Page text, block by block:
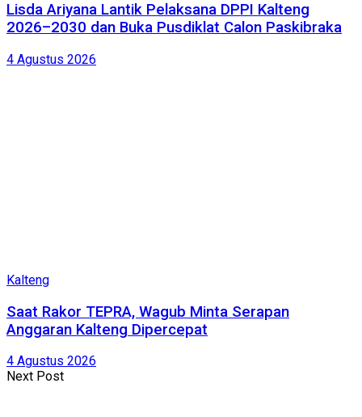
Lisda Ariyana Lantik Pelaksana DPPI Kalteng
2026–2030 dan Buka Pusdiklat Calon Paskibraka
4 Agustus 2026
Kalteng
Saat Rakor TEPRA, Wagub Minta Serapan
Anggaran Kalteng Dipercepat
4 Agustus 2026
Next Post